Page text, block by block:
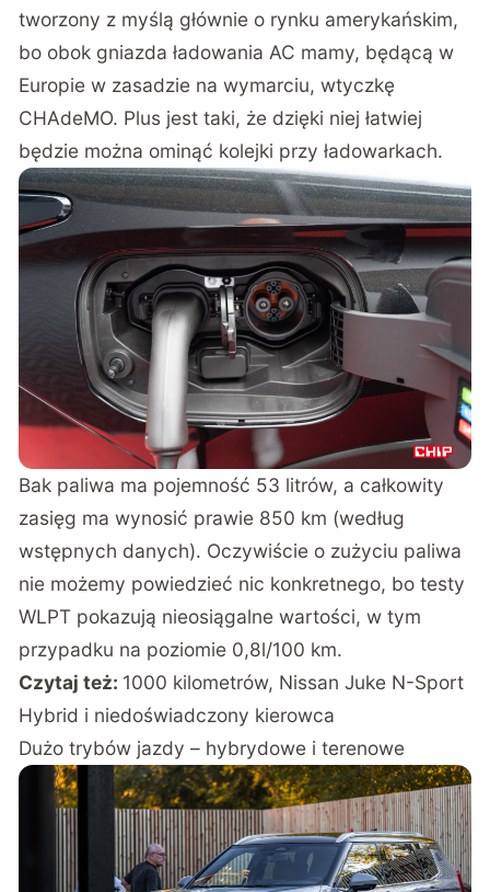
tworzony z myślą głównie o rynku amerykańskim,
bo obok gniazda ładowania AC mamy, będącą w
Europie w zasadzie na wymarciu, wtyczkę
CHAdeMO. Plus jest taki, że dzięki niej łatwiej
będzie można ominąć kolejki przy ładowarkach.
Bak paliwa ma pojemność 53 litrów, a całkowity
zasięg ma wynosić prawie 850 km (według
wstępnych danych). Oczywiście o zużyciu paliwa
nie możemy powiedzieć nic konkretnego, bo testy
WLPT pokazują nieosiągalne wartości, w tym
przypadku na poziomie 0,8l/100 km.
Czytaj też: 1000 kilometrów, Nissan Juke N-Sport
Hybrid i niedoświadczony kierowca
Dużo trybów jazdy – hybrydowe i terenowe